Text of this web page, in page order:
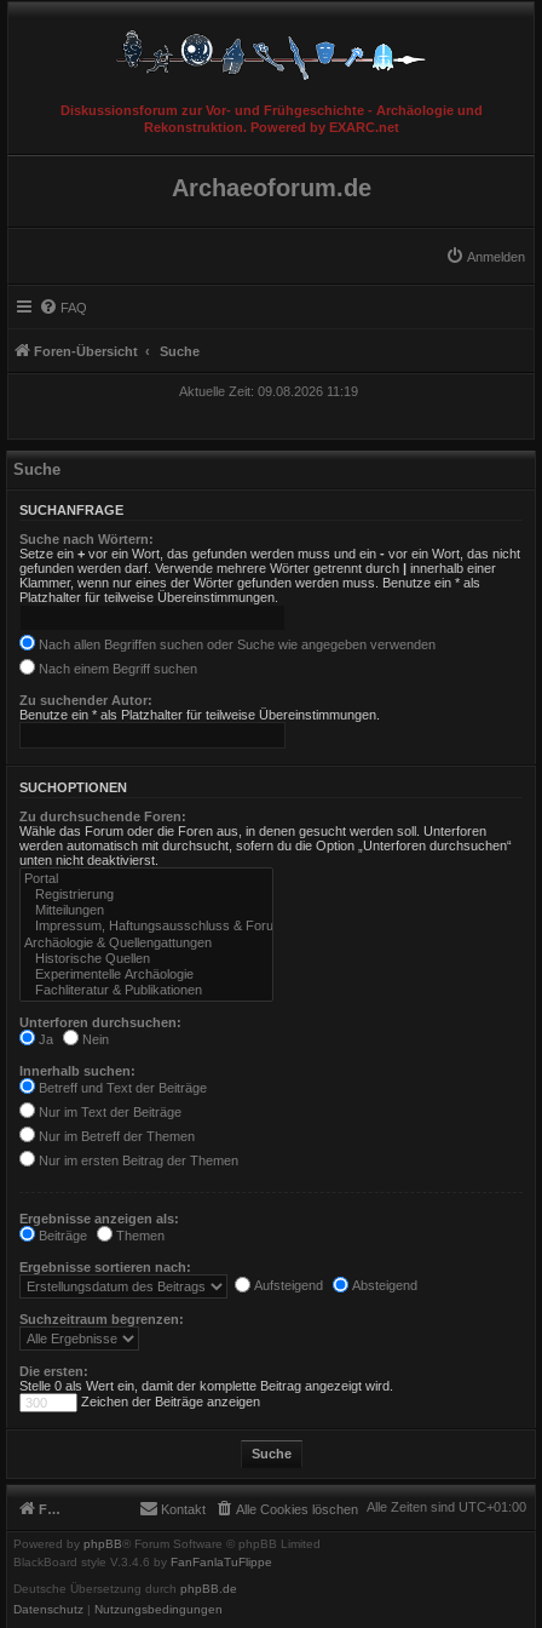
Diskussionsforum zur Vor- und Frühgeschichte - Archäologie und
Rekonstruktion. Powered by EXARC.net
Archaeoforum.de
Anmelden
FAQ
Foren-Übersicht Suche
Aktuelle Zeit: 09.08.2026 11:19
Suche
SUCHANFRAGE
Suche nach Wörtern:
Setze ein + vor ein Wort, das gefunden werden muss und ein - vor ein Wort, das nicht
gefunden werden darf. Verwende mehrere Wörter getrennt durch
innerhalb einer
Klammer, wenn nur eines der Wörter gefunden werden muss. Benutze ein * als
Platzhalter für teilweise Übereinstimmungen.
Nach allen Begriffen suchen oder Suche wie angegeben verwenden
Nach einem Begriff suchen
Zu suchender Autor:
Benutze ein * als Platzhalter für teilweise Übereinstimmungen.
SUCHOPTIONEN
Zu durchsuchende Foren:
Wähle das Forum oder die Foren aus, in denen gesucht werden soll. Unterforen
werden automatisch mit durchsucht, sofern du die Option „Unterforen durchsuchen“
unten nicht deaktivierst.
Unterforen durchsuchen:
Ja
Nein
Innerhalb suchen:
Betreff und Text der Beiträge
Nur im Text der Beiträge
Nur im Betreff der Themen
Nur im ersten Beitrag der Themen
Ergebnisse anzeigen als:
Beiträge
Themen
Ergebnisse sortieren nach:
Aufsteigend
Absteigend
Suchzeitraum begrenzen:
Die ersten:
Stelle 0 als Wert ein, damit der komplette Beitrag angezeigt wird.
Zeichen der Beiträge anzeigen
Foren-Übersicht Alle Zeiten sind UTC+01:00
Alle Cookies löschen
Kontakt
Powered by phpBB® Forum Software © phpBB Limited
BlackBoard style V.3.4.6 by FanFanlaTuFlippe
Deutsche Übersetzung durch phpBB.de
Datenschutz | Nutzungsbedingungen